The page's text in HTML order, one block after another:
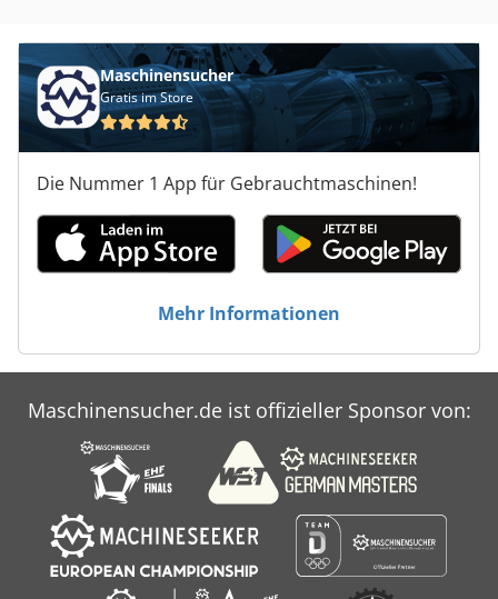
Lichtschranken - Vorführmaschine in neuwertigem
Zustand Cedpfx Ajuc Nd Tegljha
Maschinensucher
Gratis im Store
Die Nummer 1 App für Gebrauchtmaschinen!
Mehr Informationen
Maschinensucher.de ist offizieller Sponsor von: